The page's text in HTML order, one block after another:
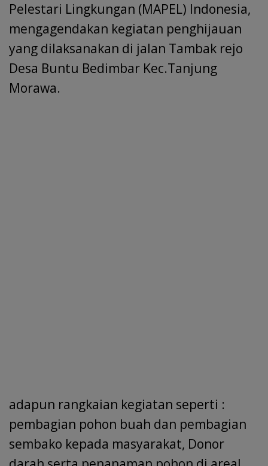
Pelestari Lingkungan (MAPEL) Indonesia,
mengagendakan kegiatan penghijauan
yang dilaksanakan di jalan Tambak rejo
Desa Buntu Bedimbar Kec.Tanjung
Morawa.
adapun rangkaian kegiatan seperti :
pembagian pohon buah dan pembagian
sembako kepada masyarakat, Donor